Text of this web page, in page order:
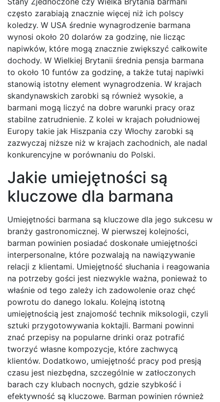
często zarabiają znacznie więcej niż ich polscy
koledzy. W USA średnie wynagrodzenie barmana
wynosi około 20 dolarów za godzinę, nie licząc
napiwków, które mogą znacznie zwiększyć całkowite
dochody. W Wielkiej Brytanii średnia pensja barmana
to około 10 funtów za godzinę, a także tutaj napiwki
stanowią istotny element wynagrodzenia. W krajach
skandynawskich zarobki są również wysokie, a
barmani mogą liczyć na dobre warunki pracy oraz
stabilne zatrudnienie. Z kolei w krajach południowej
Europy takie jak Hiszpania czy Włochy zarobki są
zazwyczaj niższe niż w krajach zachodnich, ale nadal
konkurencyjne w porównaniu do Polski.
Jakie umiejętności są
kluczowe dla barmana
Umiejętności barmana są kluczowe dla jego sukcesu w
branży gastronomicznej. W pierwszej kolejności,
barman powinien posiadać doskonałe umiejętności
interpersonalne, które pozwalają na nawiązywanie
relacji z klientami. Umiejętność słuchania i reagowania
na potrzeby gości jest niezwykle ważna, ponieważ to
właśnie od tego zależy ich zadowolenie oraz chęć
powrotu do danego lokalu. Kolejną istotną
umiejętnością jest znajomość technik miksologii, czyli
sztuki przygotowywania koktajli. Barmani powinni
znać przepisy na popularne drinki oraz potrafić
tworzyć własne kompozycje, które zachwycą
klientów. Dodatkowo, umiejętność pracy pod presją
czasu jest niezbędna, szczególnie w zatłoczonych
barach czy klubach nocnych, gdzie szybkość i
efektywność są kluczowe. Barman powinien również